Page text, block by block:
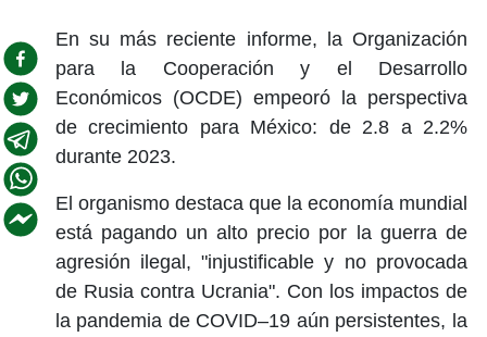
En su más reciente informe, la Organización
para la Cooperación y el Desarrollo
Económicos (OCDE) empeoró la perspectiva
de crecimiento para México: de 2.8 a 2.2%
durante 2023.
El organismo destaca que la economía mundial
está pagando un alto precio por la guerra de
agresión ilegal, "injustificable y no provocada
de Rusia contra Ucrania". Con los impactos de
la pandemia de COVID–19 aún persistentes, la